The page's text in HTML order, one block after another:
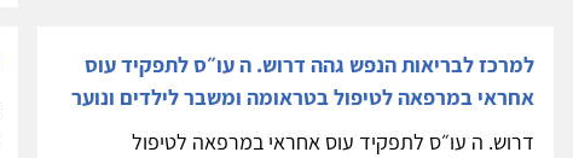
למרכז לבריאות הנפש גהה דרוש. ה עו״ס לתפקיד עוס
אחראי במרפאה לטיפול בטראומה ומשבר לילדים ונוער
דרוש. ה עו״ס לתפקיד עוס אחראי במרפאה לטיפול